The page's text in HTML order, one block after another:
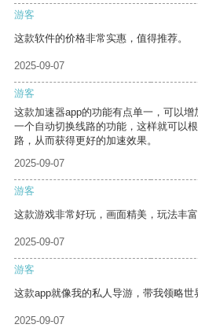
游客
这款软件的价格非常实惠，值得推荐。
2025-09-07
游客
这款加速器app的功能有点单一，可以
一个自动切换线路的功能，这样就可以
路，从而获得更好的加速效果。
2025-09-07
游客
这款游戏非常好玩，画面精美，玩法丰富
2025-09-07
游客
这款app就像我的私人导游，带我领略世
2025-09-07